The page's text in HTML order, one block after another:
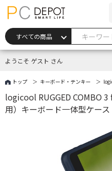
ようこそ ゲスト さん
トップ キーボード・テンキー
logicool RUGGED COMBO
用）キーボード一体型ケー